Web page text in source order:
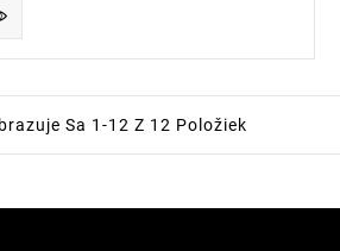
Sa 1-12 Z 12 Položiek